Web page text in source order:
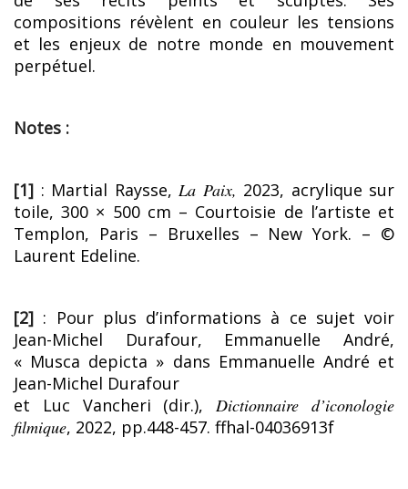
compositions révèlent en couleur les tensions
et les enjeux de notre monde en mouvement
perpétuel.
Notes :
[1] : Martial Raysse, La Paix, 2023, acrylique sur
toile, 300 × 500 cm – Courtoisie de l’artiste et
Templon, Paris – Bruxelles – New York. – ©
Laurent Edeline.
[2] : Pour plus d’informations à ce sujet voir
Jean-Michel Durafour, Emmanuelle André,
« Musca depicta » dans Emmanuelle André et
Jean-Michel Durafour
et Luc Vancheri (dir.),Dictionnaire d’iconologie
filmique, 2022, pp.448-457. ffhal-04036913f